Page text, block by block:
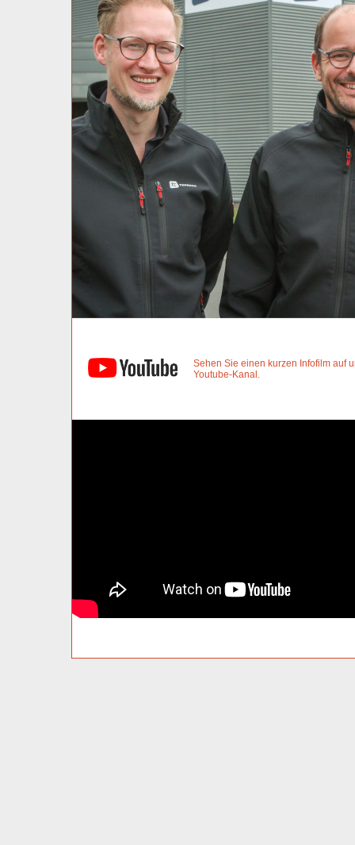
Sehen Sie einen kurzen Infofilm auf
Youtube-Kanal.